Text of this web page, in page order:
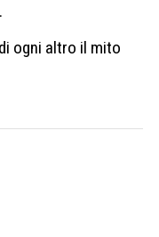
ogni altro il mito